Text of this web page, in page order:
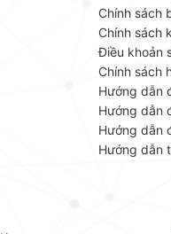
thực
Chính sách
Chính sách
Điều khoản
Chính sách
Hướng dẫn
Hướng dẫn
Hướng dẫn
Hướng dẫn